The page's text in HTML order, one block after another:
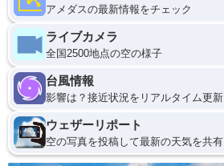
アメダスの最新情報をチェック
ライブカメラ
全国2500地点の空の様子
台風情報
影響は？接近状況をリアルタイム更新
ウェザーリポート
空の写真を投稿して最新の天気を共有